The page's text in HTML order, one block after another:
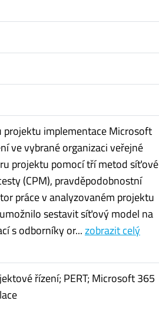
projektu implementace Microsoft
ve vybrané organizaci veřejné
projektu pomocí tří metod síťové
(CPM), pravděpodobnostní
práce v analyzovaném projektu
sestavit síťový model na
s odborníky or...zobrazit celý
řízení; PERT; Microsoft 365